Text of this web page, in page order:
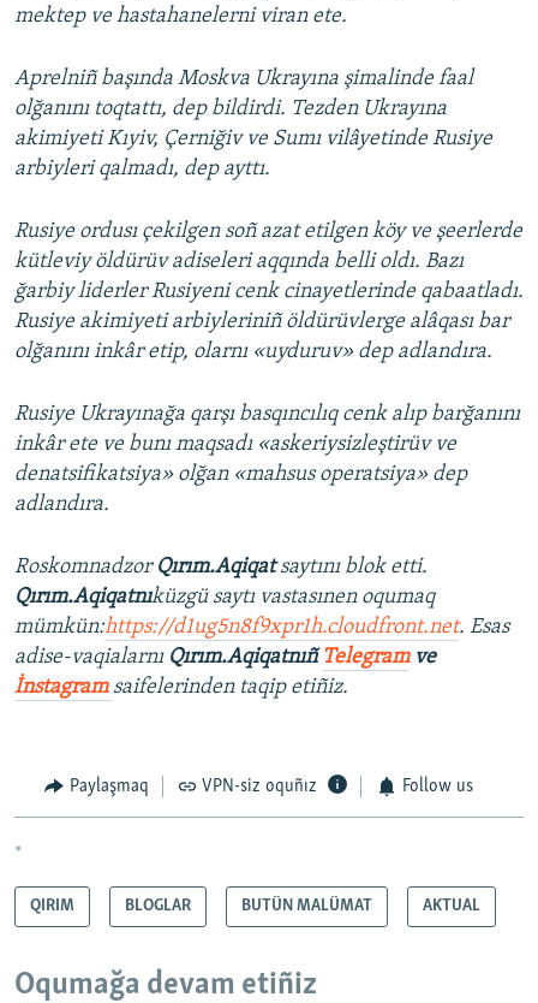
mektep ve hastahanelerni viran ete.
Aprelniñ başında Moskva Ukrayına şimalinde faal
olğanını toqtattı, dep bildirdi. Tezden Ukrayına
akimiyeti Kıyiv, Çerniğiv ve Sumı vilâyetinde Rusiye
arbiyleri qalmadı, dep ayttı.
Rusiye ordusı çekilgen soñ azat etilgen köy ve şeerlerde
kütleviy öldürüv adiseleri aqqında belli oldı. Bazı
ğarbiy liderler Rusiyeni cenk cinayetlerinde qabaatladı.
Rusiye akimiyeti arbiyleriniñ öldürüvlerge alâqası bar
olğanını inkâr etip, olarnı «uyduruv» dep adlandıra.
Rusiye Ukrayınağa qarşı basqıncılıq cenk alıp barğanını
inkâr ete ve bunı maqsadı «askeriysizleştirüv ve
denatsifikatsiya» olğan «mahsus operatsiya» dep
adlandıra.
Roskomnadzor Qırım.Aqiqatsaytını blok etti.
Qırım.Aqiqatnıküzgü saytı vastasınen oqumaq
mümkün:https://d1ug5n8f9xpr1h.cloudfront.net. Esas
adise-vaqialarnı Qırım.Aqiqatnıñ Telegramve
İnstagram saifelerinden taqip etiñiz.
Paylaşmaq VPN-siz oquñız Follow us
*
QIRIM BLOGLAR BUTÜN MALÜMAT AKTUAL
Oqumağa devam etiñiz